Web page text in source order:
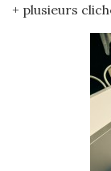
+ plusieurs